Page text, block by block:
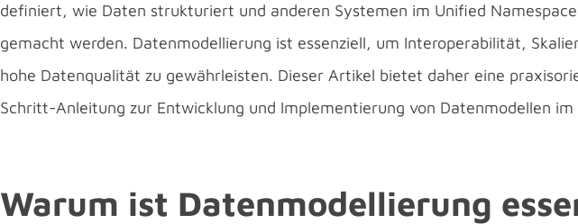
definiert, wie Daten strukturiert und anderen Systemen im Unified Namespace
gemacht werden. Datenmodellierung ist essenziell, um Interoperabilität,
hohe Datenqualität zu gewährleisten. Dieser Artikel bietet daher eine
Schritt-Anleitung zur Entwicklung und Implementierung von Datenmodellen im
Warum ist Datenmodellierung